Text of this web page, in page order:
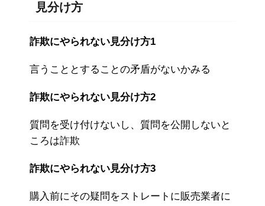
見分け方
詐欺にやられない見分け方1
言うこととすることの矛盾がないかみる
詐欺にやられない見分け方2
質問を受け付けないし、質問を公開しないと
ころは詐欺
詐欺にやられない見分け方3
購入前にその疑問をストレートに販売業者に